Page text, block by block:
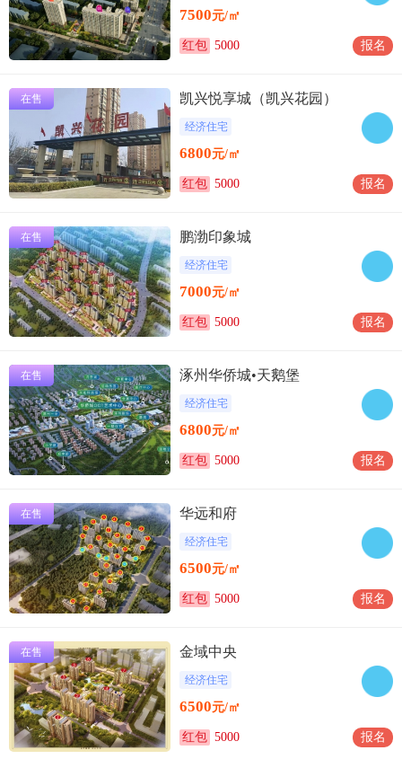
7500元/㎡
红包 5000 报名
在售 凯兴悦享城（凯兴花园）
经济住宅
6800元/㎡
红包 5000 报名
在售 鹏渤印象城
经济住宅
7000元/㎡
红包 5000 报名
在售 涿州华侨城•天鹅堡
经济住宅
6800元/㎡
红包 5000 报名
在售 华远和府
经济住宅
6500元/㎡
红包 5000 报名
在售 金域中央
经济住宅
6500元/㎡
红包 5000 报名